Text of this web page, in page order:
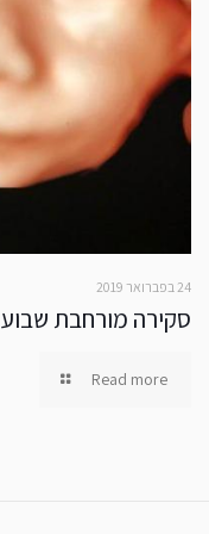
24 בפברואר 2019
סקירה מורחבת שבוע 22
Read more